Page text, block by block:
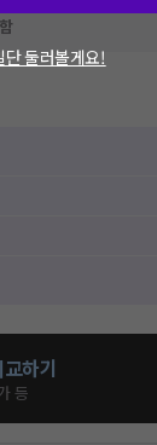
하기
등
단 둘러볼게요!